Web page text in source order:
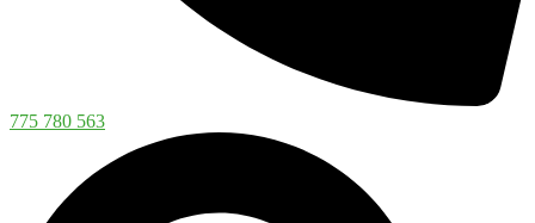
775 780 563